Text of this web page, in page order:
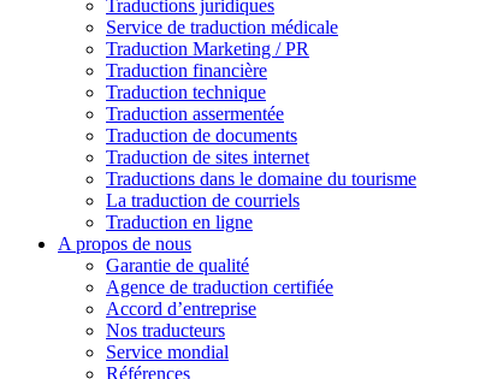
Traductions juridiques
Service de traduction médicale
Traduction Marketing / PR
Traduction financière
Traduction technique
Traduction assermentée
Traduction de documents
Traduction de sites internet
Traductions dans le domaine du tourisme
La traduction de courriels
Traduction en ligne
A propos de nous
Garantie de qualité
Agence de traduction certifiée
Accord d’entreprise
Nos traducteurs
Service mondial
Références